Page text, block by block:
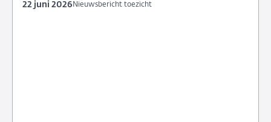
Nieuwsbericht toezicht
22 juni 2026